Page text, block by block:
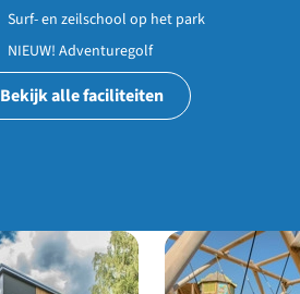
Surf- en zeilschool op het park
NIEUW! Adventuregolf
Bekijk alle faciliteiten